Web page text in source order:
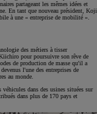
partageant les mêmes idées et
En tant que nouveau président, Koji
à une « entreprise de mobilité ».
des métiers à tisser
pour poursuivre son rêve de
de production de masse qu'il a
l'une des entreprises de
au monde.
dans des usines situées sur
dans plus de 170 pays et